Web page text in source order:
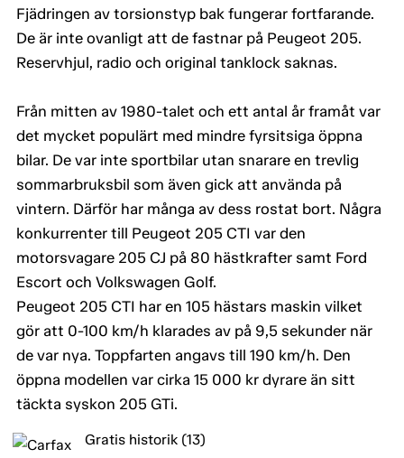
Fjädringen av torsionstyp bak fungerar fortfarande.
De är inte ovanligt att de fastnar på Peugeot 205.
Reservhjul, radio och original tanklock saknas.
Från mitten av 1980-talet och ett antal år framåt var
det mycket populärt med mindre fyrsitsiga öppna
bilar. De var inte sportbilar utan snarare en trevlig
sommarbruksbil som även gick att använda på
vintern. Därför har många av dess rostat bort. Några
konkurrenter till Peugeot 205 CTI var den
motorsvagare 205 CJ på 80 hästkrafter samt Ford
Escort och Volkswagen Golf.
Peugeot 205 CTI har en 105 hästars maskin vilket
gör att 0-100 km/h klarades av på 9,5 sekunder när
de var nya. Toppfarten angavs till 190 km/h. Den
öppna modellen var cirka 15 000 kr dyrare än sitt
täckta syskon 205 GTi.
Gratis historik (13)